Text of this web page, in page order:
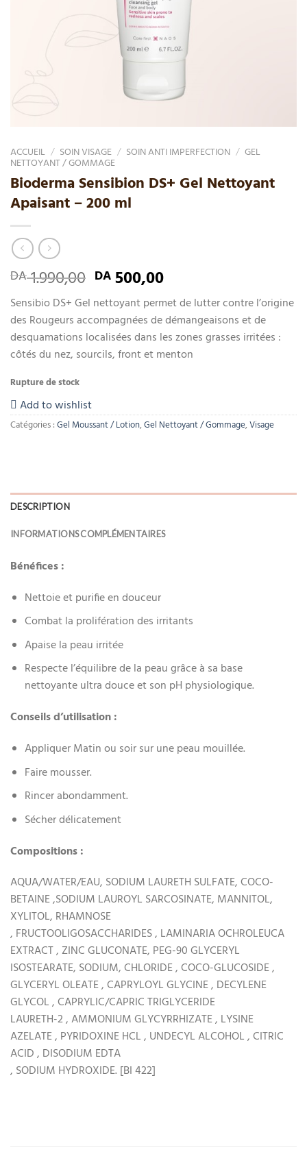
ACCUEIL / SOIN VISAGE / SOIN ANTI IMPERFECTION / GEL
NETTOYANT / GOMMAGE
Bioderma Sensibion DS+ Gel Nettoyant
Apaisant – 200 ml
DA1.990,00 DA 500,00
Sensibio DS+ Gel nettoyant permet de lutter contre l’origine
des Rougeurs accompagnées de démangeaisons et de
desquamations localisées dans les zones grasses irritées :
côtés du nez, sourcils, front et menton
Rupture de stock
Add to wishlist
Catégories :Gel Moussant / Lotion,Gel Nettoyant / Gommage,Visage
DESCRIPTION
INFORMATIONS COMPLÉMENTAIRES
Bénéfices :
Nettoie et purifie en douceur
Combat la prolifération des irritants
Apaise la peau irritée
Respecte l’équilibre de la peau grâce à sa base
nettoyante ultra douce et son pH physiologique.
Conseils d’utilisation :
Appliquer Matin ou soir sur une peau mouillée.
Faire mousser.
Rincer abondamment.
Sécher délicatement
Compositions :
AQUA/WATER/EAU, SODIUM LAURETH SULFATE, COCO-
BETAINE ,SODIUM LAUROYL SARCOSINATE, MANNITOL,
XYLITOL, RHAMNOSE
, FRUCTOOLIGOSACCHARIDES , LAMINARIA OCHROLEUCA
EXTRACT , ZINC GLUCONATE, PEG-90 GLYCERYL
ISOSTEARATE, SODIUM, CHLORIDE , COCO-GLUCOSIDE ,
GLYCERYL OLEATE , CAPRYLOYL GLYCINE , DECYLENE
GLYCOL , CAPRYLIC/CAPRIC TRIGLYCERIDE
LAURETH-2 , AMMONIUM GLYCYRRHIZATE , LYSINE
AZELATE , PYRIDOXINE HCL , UNDECYL ALCOHOL , CITRIC
ACID , DISODIUM EDTA
, SODIUM HYDROXIDE. [BI 422]